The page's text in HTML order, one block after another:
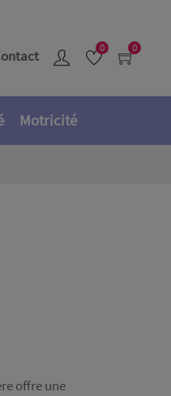
0 0
Motricité
offre une